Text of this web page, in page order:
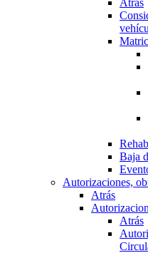
Atrás
Baja
Autorizaciones,
Atrás
Atrás